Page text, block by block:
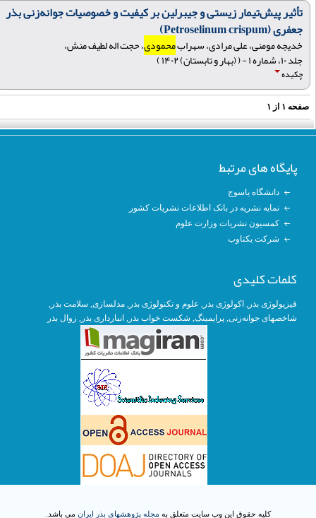
تأثیر پیش‌تیمار زیستی و جیبرلین بر کیفیت و خصوصیات جوانه‌زنی بذر
جعفری (Petroselinum crispum)
خدیجه مومنی، علی مرادی، سهرابمحمودی، حجت اله لطیف منش،
جلد ۱۰، شماره ۱ - ( (بهار و تابستان) ۱۴۰۲ )
چکیده
۱از ۱
پایگاه های مرتبط
دانشگاه یاسوج
نمایه نشریه در بانک اطلاعات نشریات کشور
کمسیون نشریات وزارت علوم
شرکت یکتاوب
کلمات کلیدی
فیزیولوژی بذر, اکولوژی بذر, علوم و تکنولوژی بذر, مدلسازی, سلامت بذر,
شاخصهای جوانه‌زنی,پرایمینگ, شکست خواب بذر, انبارداری بذر, زوال بذر
کلیه حقوق این وب سایت متعلق به مجله پژوهشهای بذر ایران می باشد.